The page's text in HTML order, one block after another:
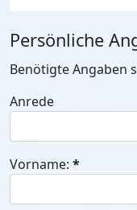
Persönliche
Benötigte Angaben
Anrede
Vorname: *